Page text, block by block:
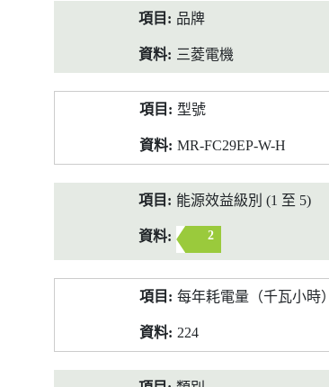
品牌
三菱電機
型號
MR-FC29EP-W-H
能源效益級別 (1 至 5)
2
每年耗電量（千瓦小時）
224